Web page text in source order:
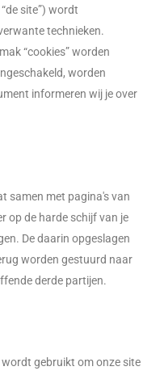
site”) wordt
technieken.
“cookies” worden
worden
informeren wij je over
samen met pagina's van
op de harde schijf van je
De daarin opgeslagen
worden gestuurd naar
derde partijen.
gebruikt om onze site